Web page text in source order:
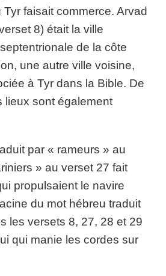
faisait commerce. Arvad
8) était la ville
de la côte
une autre ville voisine,
à Tyr dans la Bible. De
lieux sont également
par « rameurs » au
» au verset 27 fait
propulsaient le navire
du mot hébreu traduit
les versets 8, 27, 28 et 29
qui manie les cordes sur